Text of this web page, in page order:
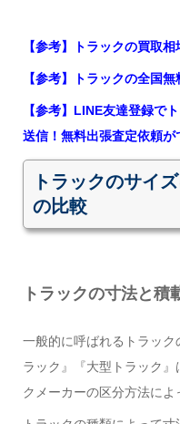
【参考】トラックの買取
【参考】トラックの全国
【参考】LINE友達登録で
送信！無料出張査定依頼が
トラックのサイ
の比較
トラックの寸法と積
一般的に呼ばれるトラッ
ラック』『大型トラック
クメーカーの区分方法によ